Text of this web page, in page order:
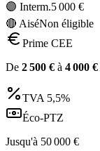
🟣 Interm.5 000 €
🔴 AiséNon éligible
Prime CEE
De 2 500 € à 4 000 €
TVA 5,5%
Éco-PTZ
Jusqu'à 50 000 €